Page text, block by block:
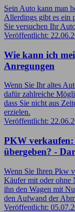
Sein Auto kann man
Allerdings gibt es ein
Sie versuchen Ihr
Veröffentlicht:
Wie kann ich
Anregungen
Wenn Sie Ihr altes
dafür zahlreiche
dass Sie nicht aus
erzielen.
Veröffentlicht:
PKW
übergeben? -
Wenn Sie Ihren Pkw
Käufer mit oder ohne
ihn den Wagen mit
den Aufwand der
Veröffentlicht: